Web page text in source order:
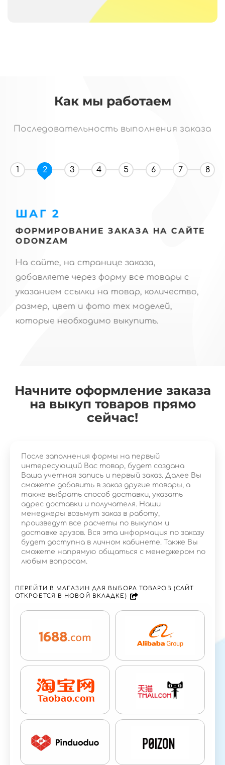
Как мы работаем
Последовательность выполнения заказа
1 2 3 4 5 6 7 8
ШАГ 2
ФОРМИРОВАНИЕ ЗАКАЗА НА САЙТЕ
ODONZAM
На сайте, на странице заказа,
добавляете через форму все товары с
указанием ссылки на товар, количество,
размер, цвет и фото тех моделей,
которые необходимо выкупить.
Начните оформление заказа
на выкуп товаров прямо
сейчас!
После заполнения формы на первый
интересующий Вас товар, будет создана
Ваша учетная запись и первый заказ. Далее Вы
сможете добавить в заказ другие товары, а
также выбрать способ доставки, указать
адрес доставки и получателя. Наши
менеджеры возьмут заказ в работу,
произведут все расчеты по выкупам и
доставке грузов. Вся эта информация по заказу
будет доступна в личном кабинете. Также Вы
сможете напрямую общаться с менеджером по
любым вопросам.
ПЕРЕЙТИ В МАГАЗИН ДЛЯ ВЫБОРА ТОВАРОВ (САЙТ
ОТКРОЕТСЯ В НОВОЙ ВКЛАДКЕ)